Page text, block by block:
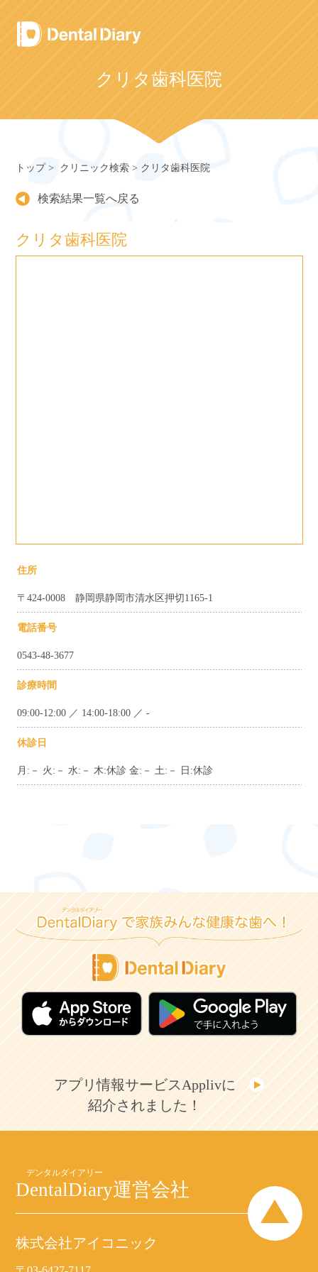
Skip
to
content
クリタ歯科医院
トップ クリニック検索 クリタ歯科医院
検索結果一覧へ戻る
クリタ歯科医院
住所
〒424-0008 静岡県静岡市清水区押切1165-1
電話番号
0543-48-3677
診療時間
09:00-12:00 ／ 14:00-18:00 ／ -
休診日
月:－ 火:－ 水:－ 木:休診 金:－ 土:－ 日:休診
アプリ情報サービスApplivに
紹介されました！
DentalDiary運営会社
株式会社アイコニック